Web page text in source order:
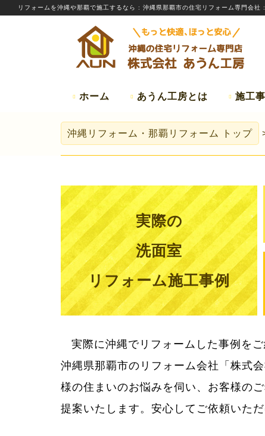
リフォームを沖縄や那覇で施工するなら : 沖縄県那覇市の住宅リフォーム専門会社 :
ホーム あうん工房とは 施工
沖縄リフォーム・那覇リフォーム トップ
実際の
洗面室
リフォーム施工事例
実際に沖縄でリフォームした事例を
沖縄県那覇市のリフォーム会社「株式
様の住まいのお悩みを伺い、お客様の
提案いたします。安心してご依頼いた
用をきちんとお知らせしてご納得い